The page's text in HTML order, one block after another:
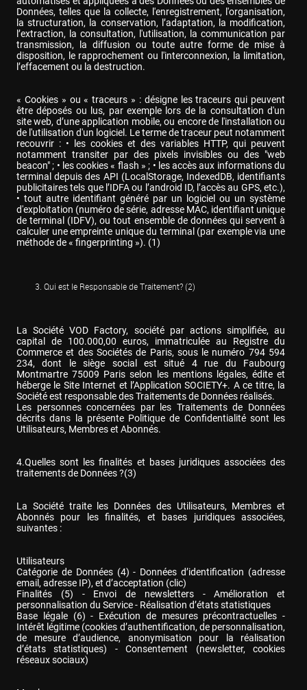
Données, telles que la collecte, l'enregistrement, l'organisation,
la structuration, la conservation, l’adaptation, la modification,
l’extraction, la consultation, l'utilisation, la communication par
transmission, la diffusion ou toute autre forme de mise à
disposition, le rapprochement ou l'interconnexion, la limitation,
l’effacement ou la destruction.
« Cookies » ou « traceurs » : désigne les traceurs qui peuvent
être déposés ou lus, par exemple lors de la consultation d'un
site web, d’une application mobile, ou encore de l'installation ou
de l'utilisation d'un logiciel. Le terme de traceur peut notamment
recouvrir : • les cookies et des variables HTTP, qui peuvent
notamment transiter par des pixels invisibles ou des "web
beacon" ; • les cookies « flash » ; • les accès aux informations du
terminal depuis des API (LocalStorage, IndexedDB, identifiants
publicitaires tels que l’IDFA ou l’android ID, l’accès au GPS, etc.),
• tout autre identifiant généré par un logiciel ou un système
d'exploitation (numéro de série, adresse MAC, identifiant unique
de terminal (IDFV), ou tout ensemble de données qui servent à
calculer une empreinte unique du terminal (par exemple via une
méthode de « fingerprinting »). (1)
Qui est le Responsable de Traitement? (2)
La Société VOD Factory, société par actions simplifiée, au
capital de 100.000,00 euros, immatriculée au Registre du
Commerce et des Sociétés de Paris, sous le numéro 794 594
234, dont le siège social est situé 4 rue du Faubourg
Montmartre 75009 Paris selon les mentions légales, édite et
héberge le Site Internet et l’Application SOCIETY+. A ce titre, la
Société est responsable des Traitements de Données réalisés.
Les personnes concernées par les Traitements de Données
décrits dans la présente Politique de Confidentialité sont les
Utilisateurs, Membres et Abonnés.
4.Quelles sont les finalités et bases juridiques associées des
traitements de Données ?(3)
La Société traite les Données des Utilisateurs, Membres et
Abonnés pour les finalités, et bases juridiques associées,
suivantes :
Utilisateurs
Catégorie de Données (4) - Données d’identification (adresse
email, adresse IP), et d’acceptation (clic)
Finalités (5) - Envoi de newsletters - Amélioration et
personnalisation du Service - Réalisation d’états statistiques
Base légale (6) - Exécution de mesures précontractuelles -
Intérêt légitime (cookies d’authentification, de personnalisation,
de mesure d’audience, anonymisation pour la réalisation
d’états statistiques) - Consentement (newsletter, cookies
réseaux sociaux)